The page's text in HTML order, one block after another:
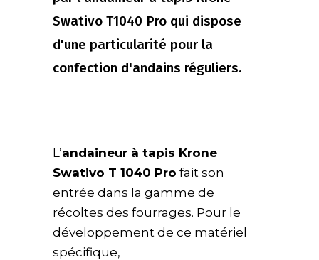
Swativo T1040 Pro qui dispose
d'une particularité pour la
confection d'andains réguliers.
L’andaineur à tapis Krone
Swativo T 1040 Pro fait son
entrée dans la gamme de
récoltes des fourrages. Pour le
développement de ce matériel
spécifique,